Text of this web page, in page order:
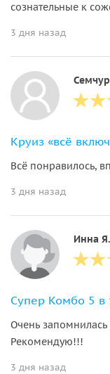
сознательные к
3 дня назад
Всё понравилось,
3 дня назад
Инна Я.
Супер Комбо 5 в
Очень
Рекомендую!!!
3 дня назад